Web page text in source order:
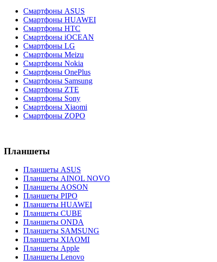
Смартфоны ASUS
Смартфоны HUAWEI
Смартфоны HTC
Смартфоны iOCEAN
Смартфоны LG
Смартфоны Meizu
Смартфоны Nokia
Смартфоны OnePlus
Смартфоны Samsung
Смартфоны ZTE
Смартфоны Sony
Смартфоны Xiaomi
Смартфоны ZOPO
Планшеты
Планшеты ASUS
Планшеты AINOL NOVO
Планшеты AOSON
Планшеты PIPO
Планшеты HUAWEI
Планшеты CUBE
Планшеты ONDA
Планшеты SAMSUNG
Планшеты XIAOMI
Планшеты Apple
Планшеты Lenovo